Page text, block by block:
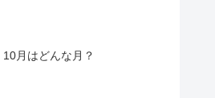
10月はどんな月？